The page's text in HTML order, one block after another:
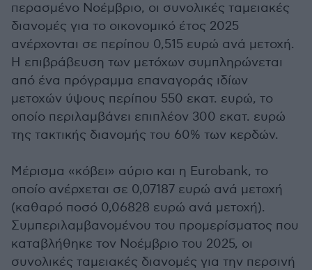
περασμένο Νοέμβριο, οι συνολικές ταμειακές
διανομές για το οικονομικό έτος 2025
ανέρχονται σε περίπου 0,515 ευρώ ανά μετοχή.
Η επιβράβευση των μετόχων συμπληρώνεται
από ένα πρόγραμμα επαναγοράς ιδίων
μετοχών ύψους περίπου 550 εκατ. ευρώ, το
οποίο περιλαμβάνει επιπλέον 300 εκατ. ευρώ
της τακτικής διανομής του 60% των κερδών.
Μέρισμα «κόβει» αύριο και η Eurobank, το
οποίο ανέρχεται σε 0,07187 ευρώ ανά μετοχή
(καθαρό ποσό 0,06828 ευρώ ανά μετοχή).
Συμπεριλαμβανομένου του προμερίσματος που
καταβλήθηκε τον Νοέμβριο του 2025, οι
συνολικές ταμειακές διανομές για την περσινή